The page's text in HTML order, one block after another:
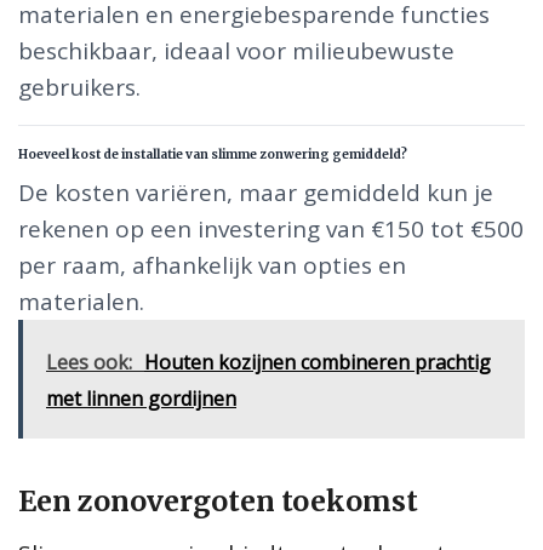
materialen en energiebesparende functies
beschikbaar, ideaal voor milieubewuste
gebruikers.
Hoeveel kost de installatie van slimme zonwering gemiddeld?
De kosten variëren, maar gemiddeld kun je
rekenen op een investering van €150 tot €500
per raam, afhankelijk van opties en
materialen.
Lees ook: Houten kozijnen combineren prachtig
met linnen gordijnen
Een zonovergoten toekomst